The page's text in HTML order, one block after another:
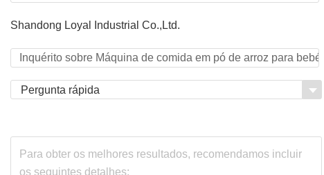
Shandong Loyal Industrial Co.,Ltd.
Pergunta rápida